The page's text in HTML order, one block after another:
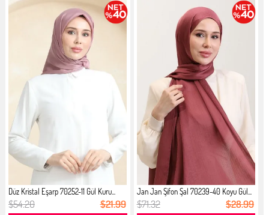
Düz Kristal Eşarp 70252-11 Gül Kuru...
$54.20 $21.99
Jan Jan Şifon Şal 70239-40 Koyu Gül...
$71.32 $28.99